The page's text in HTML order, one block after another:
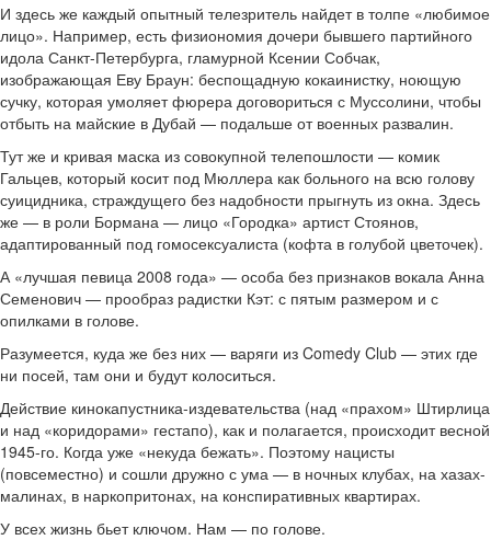
И здесь же каждый опытный телезритель найдет в толпе «любимое
лицо». Например, есть физиономия дочери бывшего партийного
идола Санкт-Петербурга, гламурной Ксении Собчак,
изображающая Еву Браун: беспощадную кокаинистку, ноющую
сучку, которая умоляет фюрера договориться с Муссолини, чтобы
отбыть на майские в Дубай — подальше от военных развалин.
Тут же и кривая маска из совокупной телепошлости — комик
Гальцев, который косит под Мюллера как больного на всю голову
суицидника, страждущего без надобности прыгнуть из окна. Здесь
же — в роли Бормана — лицо «Городка» артист Стоянов,
адаптированный под гомосексуалиста (кофта в голубой цветочек).
А «лучшая певица 2008 года» — особа без признаков вокала Анна
Семенович — прообраз радистки Кэт: с пятым размером и с
опилками в голове.
Разумеется, куда же без них — варяги из Comedy Club — этих где
ни посей, там они и будут колоситься.
Действие кинокапустника-издевательства (над «прахом» Штирлица
и над «коридорами» гестапо), как и полагается, происходит весной
1945-го. Когда уже «некуда бежать». Поэтому нацисты
(повсеместно) и сошли дружно с ума — в ночных клубах, на хазах-
малинах, в наркопритонах, на конспиративных квартирах.
У всех жизнь бьет ключом. Нам — по голове.